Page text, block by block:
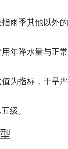
雨季其他以外的
年降水量与正常
为指标，干旱严
级。